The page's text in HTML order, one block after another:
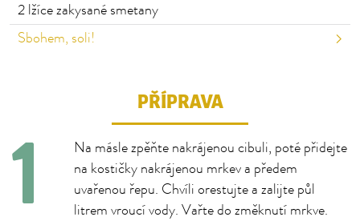
2 lžícezakysané smetany
Sbohem, soli!
PŘÍPRAVA
Na másle zpěňte nakrájenou cibuli, poté přidejte
na kostičky nakrájenou mrkev a předem
uvařenou řepu. Chvíli orestujte a zalijte půl
litrem vroucí vody. Vařte do změknutí mrkve.